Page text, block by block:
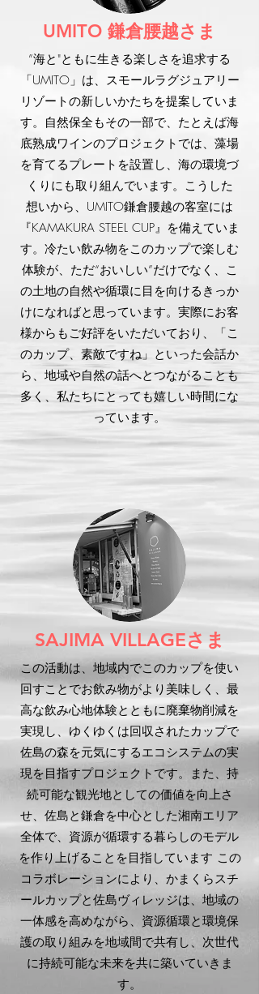
UMITO 鎌倉腰越さま
”海と"ともに生きる楽しさを追求する
「UMITO」は、スモールラグジュアリー
リゾートの新しいかたちを提案していま
す。自然保全もその一部で、たとえば海
底熟成ワインのプロジェクトでは、藻場
を育てるプレートを設置し、海の環境づ
くりにも取り組んでいます。こうした
想いから、UMITO鎌倉腰越の客室には
『KAMAKURA STEEL CUP』を備えていま
す。冷たい飲み物をこのカップで楽しむ
体験が、ただ“おいしい”だけでなく、こ
の土地の自然や循環に目を向けるきっか
けになればと思っています。実際にお客
様からもご好評をいただいており、「こ
のカップ、素敵ですね」といった会話か
ら、地域や自然の話へとつながることも
多く、私たちにとっても嬉しい時間にな
っています。
SAJIMA VILLAGEさま
この活動は、地域内でこのカップを使い
回すことでお飲み物がより美味しく、最
高な飲み心地体験とともに廃棄物削減を
実現し、ゆくゆくは回収されたカップで
佐島の森を元気にするエコシステムの実
現を目指すプロジェクトです。また、持
続可能な観光地としての価値を向上さ
せ、佐島と鎌倉を中心とした湘南エリア
全体で、資源が循環する暮らしのモデル
を作り上げることを目指しています この
コラボレーションにより、かまくらスチ
ールカップと佐島ヴィレッジは、地域の
一体感を高めながら、資源循環と環境保
護の取り組みを地域間で共有し、次世代
に持続可能な未来を共に築いていきま
す。